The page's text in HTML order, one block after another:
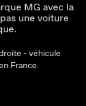
MG avec la
une voiture
- véhicule
France.